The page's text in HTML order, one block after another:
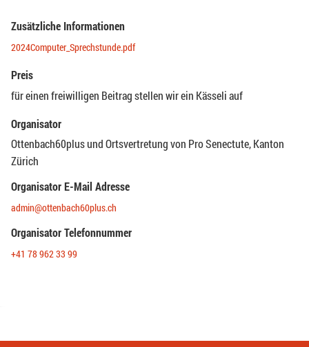
Zusätzliche Informationen
2024Computer_Sprechstunde.pdf
Preis
für einen freiwilligen Beitrag stellen wir ein Kässeli auf
Organisator
Ottenbach60plus und Ortsvertretung von Pro Senectute, Kanton
Zürich
Organisator E-Mail Adresse
admin@ottenbach60plus.ch
Organisator Telefonnummer
+41 78 962 33 99